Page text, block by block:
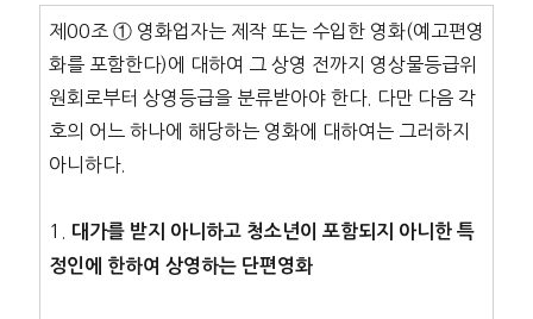
제00조 ① 영화업자는 제작 또는 수입한 영화(예고편영
화를 포함한다)에 대하여 그 상영 전까지 영상물등급위
원회로부터 상영등급을 분류받아야 한다. 다만 다음 각
호의 어느 하나에 해당하는 영화에 대하여는 그러하지
아니하다.
1.
대가를 받지 아니하고 청소년이 포함되지 아니한 특
정인에 한하여 상영하는 단편영화